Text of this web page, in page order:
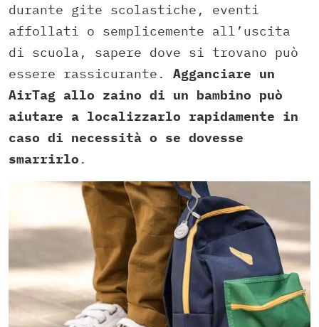
durante gite scolastiche, eventi
affollati o semplicemente all’uscita
di scuola, sapere dove si trovano può
essere rassicurante. Agganciare un
AirTag allo zaino di un bambino può
aiutare a localizzarlo rapidamente in
caso di necessità o se dovesse
smarrirlo .